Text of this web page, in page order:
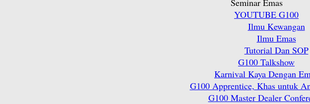
Seminar Emas
YOUTUBE G100
Ilmu Kewangan
Ilmu Emas
Tutorial Dan SOP
G100 Talkshow
Karnival Kaya Dengan
G100 Apprentice, Khas untuk
G100 Master Dealer